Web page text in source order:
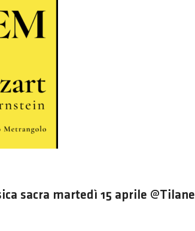
sacra martedì 15 aprile @Tilane